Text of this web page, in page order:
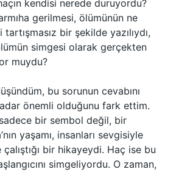
kendisi nerede duruyordu?
gerilmesi, ölümünün ne
bir şekilde yazılıydı,
simgesi olarak gerçekten
muydu?
bu sorunun cevabını
önemli olduğunu fark ettim.
bir sembol değil, bir
yaşamı, insanları sevgisiyle
bir hikayeydi. Haç ise bu
simgeliyordu. O zaman,